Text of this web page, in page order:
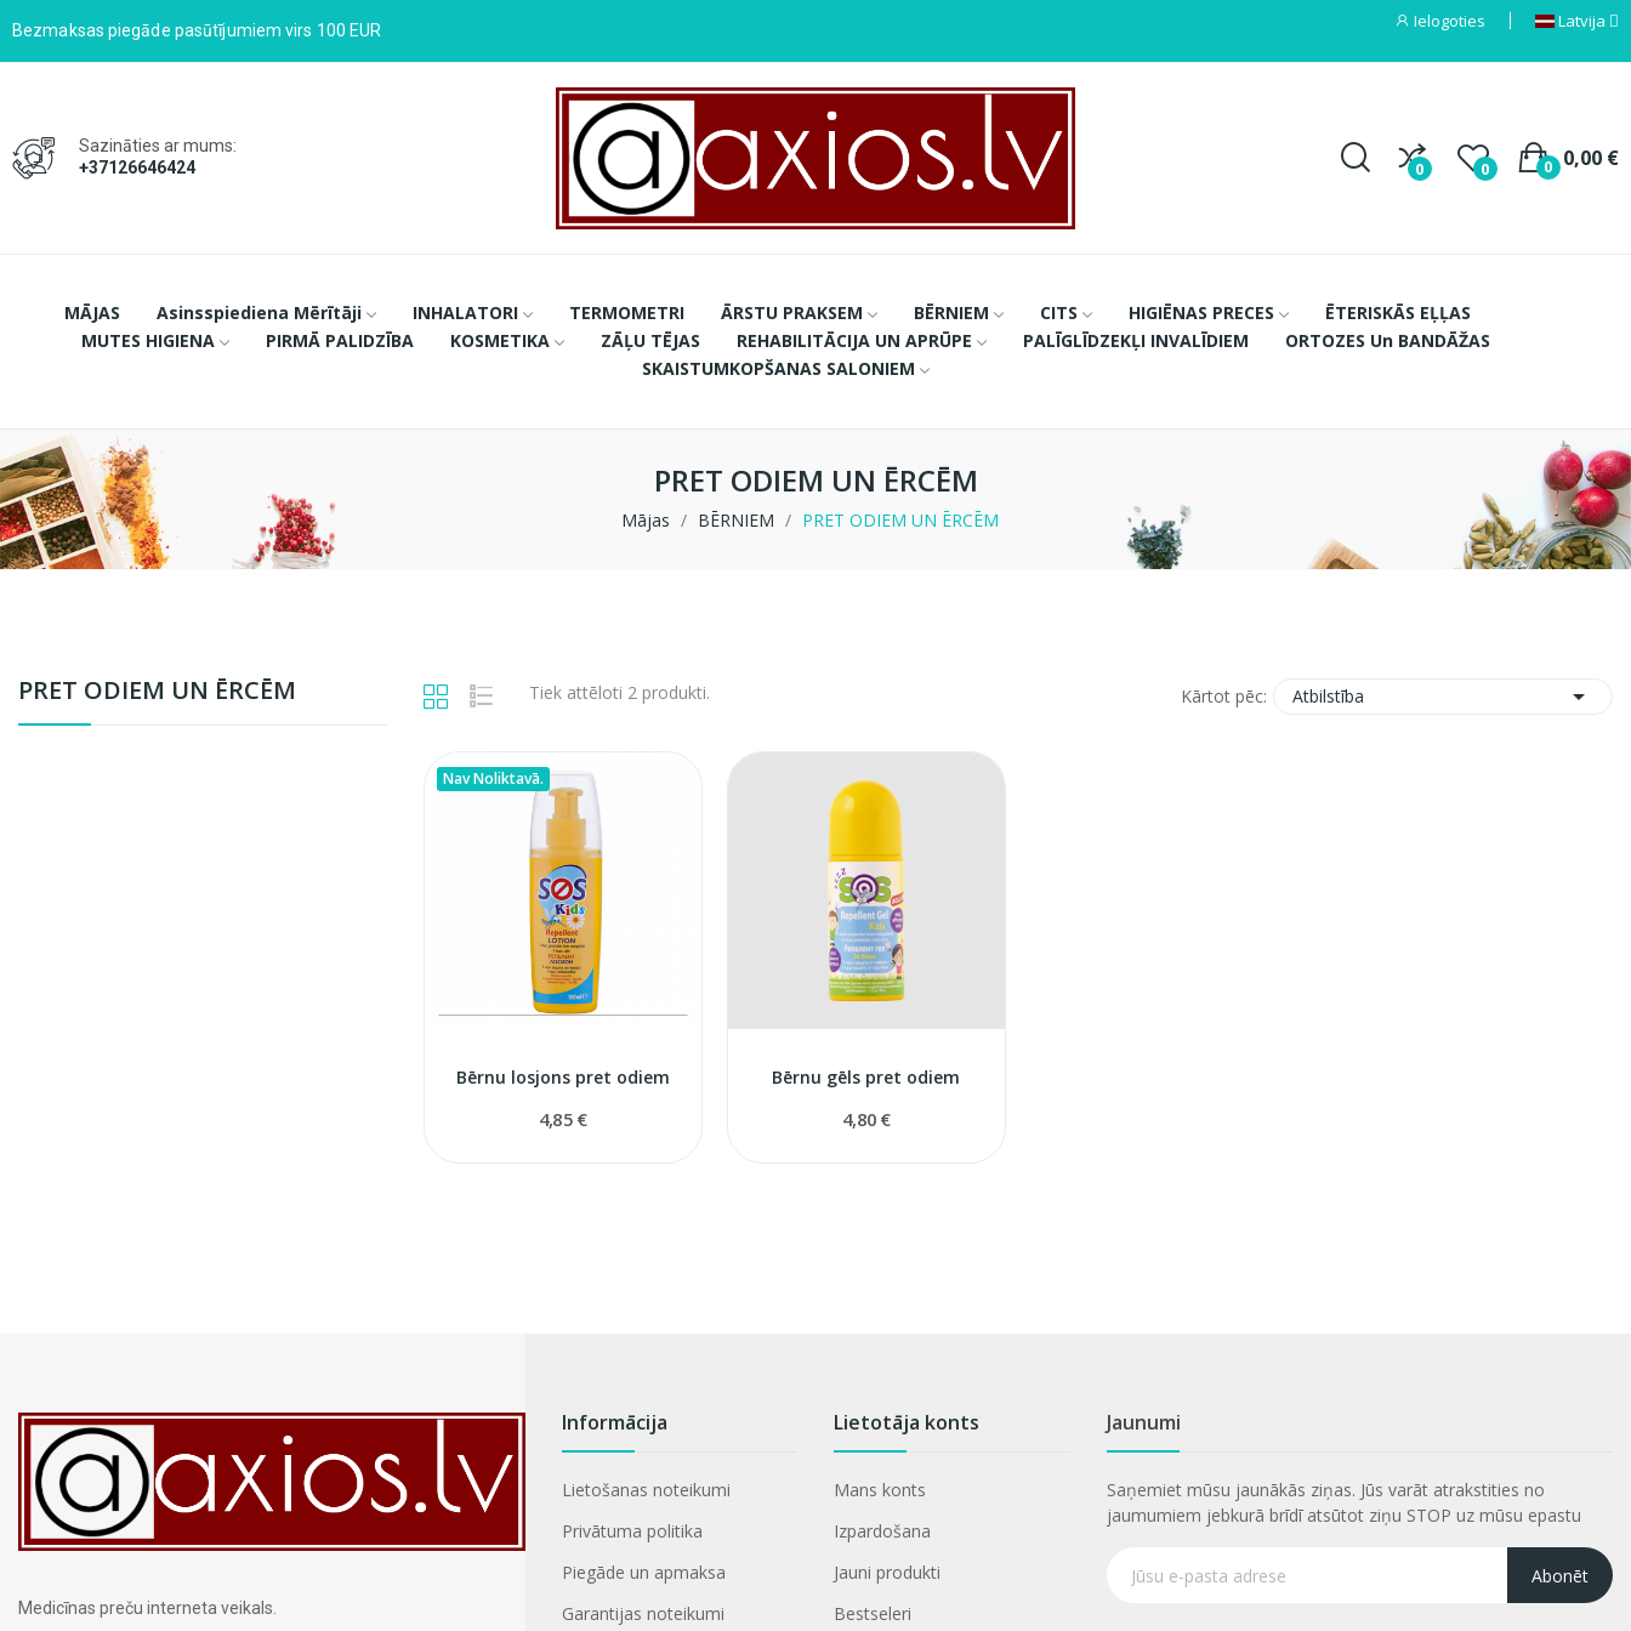
Bezmaksas piegāde pasūtījumiem virs 100 EUR Ielogoties Latvija
Sazināties ar mums:
+37126646424
0 0 0,00 €
0
MĀJAS Asinsspiediena Mērītāji INHALATORI TERMOMETRI ĀRSTU PRAKSEM BĒRNIEM CITS HIGIĒNAS PRECES
ĒTERISKĀS EĻĻAS
MUTES HIGIENA
PIRMĀ PALIDZĪBA KOSMETIKA ZĀĻU TĒJAS REHABILITĀCIJA UN APRŪPE PALĪGLĪDZEKĻI INVALĪDIEM
ORTOZES Un BANDĀŽAS
SKAISTUMKOPŠANAS SALONIEM
PRET ODIEM UN ĒRCĒM
Mājas BĒRNIEM PRET ODIEM UN ĒRCĒM
PRET ODIEM UN ĒRCĒM Tiek attēloti 2 produkti. Kārtot pēc: Atbilstība 
Nav Noliktavā.
Bērnu losjons pret odiem
4,85 €
Bērnu gēls pret odiem
4,80 €
Medicīnas preču interneta veikals.
Informācija
Lietošanas noteikumi
Privātuma politika
Piegāde un apmaksa
Garantijas noteikumi
Lietotāja konts
Mans konts
Izpardošana
Jauni produkti
Bestseleri
Jaunumi
Saņemiet mūsu jaunākās ziņas. Jūs varāt atrakstities no
jaumumiem jebkurā brīdī atsūtot ziņu STOP uz mūsu epastu
Abonēt